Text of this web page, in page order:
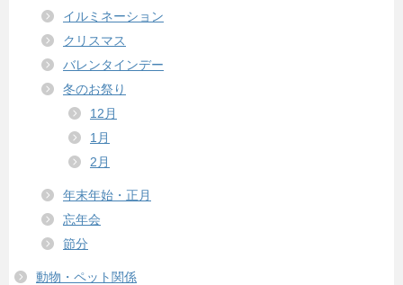
イルミネーション
クリスマス
バレンタインデー
冬のお祭り
12月
1月
2月
年末年始・正月
忘年会
節分
動物・ペット関係